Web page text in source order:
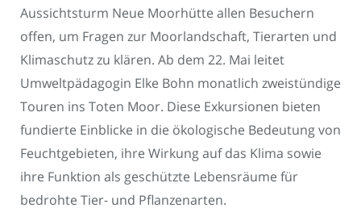
Aussichtsturm Neue Moorhütte allen Besuchern
offen, um Fragen zur Moorlandschaft, Tierarten und
Klimaschutz zu klären. Ab dem 22. Mai leitet
Umweltpädagogin Elke Bohn monatlich zweistündige
Touren ins Toten Moor. Diese Exkursionen bieten
fundierte Einblicke in die ökologische Bedeutung von
Feuchtgebieten, ihre Wirkung auf das Klima sowie
ihre Funktion als geschützte Lebensräume für
bedrohte Tier- und Pflanzenarten.